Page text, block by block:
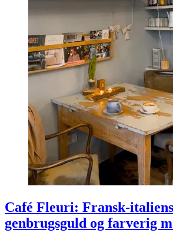
Café Fleuri: Fransk-
genbrugsguld og farverig